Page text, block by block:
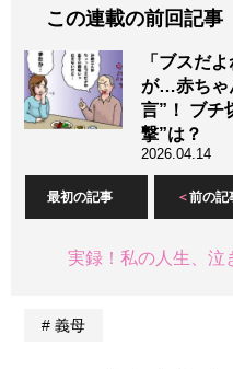
この連載の前回記事
「ブスだ
が…赤ちゃ
言”！ ブチ
撃”は？
2026.04.14
最初の記事 前の記
実録！私の人生、泣
義母